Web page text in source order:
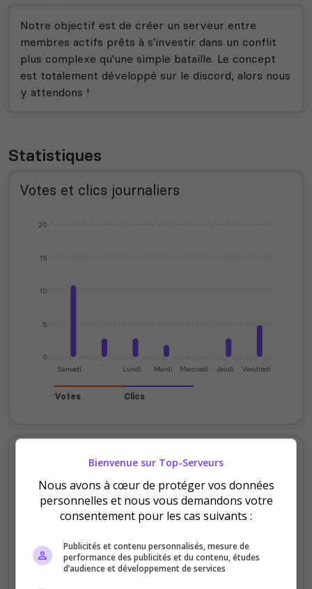
Notre objectif est de créer un serveur entre
membres actifs prêts à s'investir dans un conflit
plus complexe qu'une simple bataille. Le concept
est totalement développé sur le discord, alors nous
y attendons !
Statistiques
Votes et clics journaliers
0
5
10
15
20
Samedi Lundi Mardi Mercredi Jeudi Vendredi
Votes Clics
Votes et clics mensuels
100
200
Bienvenue sur Top-Serveurs
Nous avons à cœur de protéger vos données
personnelles et nous vous demandons votre
consentement pour les cas suivants :
Publicités et contenu personnalisés, mesure de
performance des publicités et du contenu, études
d’audience et développement de services